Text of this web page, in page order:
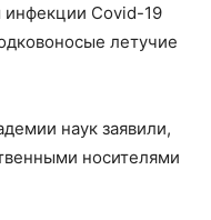
Covid-19
летучие
наук заявили,
носителями